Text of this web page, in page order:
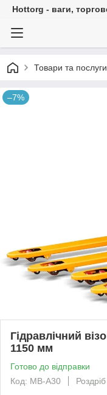
Hottorg - ваги,
Товари та послуги
–7%
Гідравлічний
1150 мм
Готово до відправки
Код: MB-A30
Роздріб